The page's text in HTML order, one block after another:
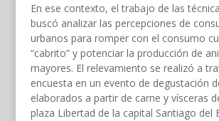
En ese contexto, el trabajo de las
buscó analizar las percepciones de
urbanos para romper con el consumo
“cabrito” y potenciar la producción de
mayores. El relevamiento se realizó a
encuesta en un evento de degustación
elaborados a partir de carne y vísceras
plaza Libertad de la capital Santiago del